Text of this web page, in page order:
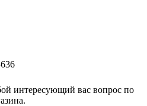
интересующий вас вопрос по